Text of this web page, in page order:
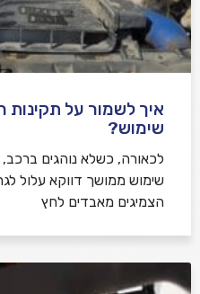
איך לשמור על תקינות
שימוש?
לכאורה, כשלא נוהגים
שימוש ממושך דווקא עלול
הצמיגים מאבדים לחץ